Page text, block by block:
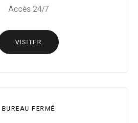
Accès 24/7
VISITER
BUREAU FERMÉ